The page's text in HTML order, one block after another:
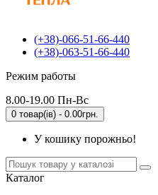
(+38)-066-51-66-440
(+38)-063-51-66-440
Режим работы
8.00-19.00 Пн-Вс
0 товар(ів) - 0.00грн.
У кошику порожньо!
Каталог